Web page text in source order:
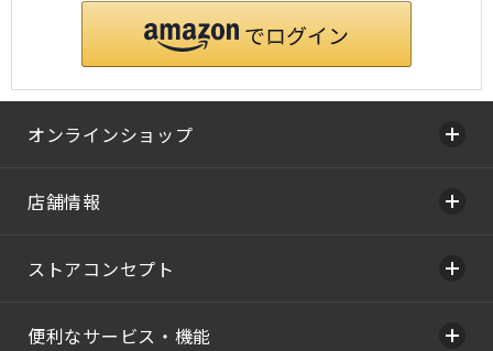
オンラインショップ
店舗情報
ストアコンセプト
便利なサービス・機能